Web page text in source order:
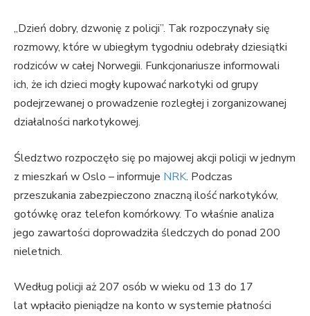
„Dzień dobry, dzwonię z policji”. Tak rozpoczynały się
rozmowy, które w ubiegłym tygodniu odebrały dziesiątki
rodziców w całej Norwegii. Funkcjonariusze informowali
ich, że ich dzieci mogły kupować narkotyki od grupy
podejrzewanej o prowadzenie rozległej i zorganizowanej
działalności narkotykowej.
Śledztwo rozpoczęło się po majowej akcji policji w jednym
z mieszkań w Oslo – informuje NRK. Podczas
przeszukania zabezpieczono znaczną ilość narkotyków,
gotówkę oraz telefon komórkowy. To właśnie analiza
jego zawartości doprowadziła śledczych do ponad 200
nieletnich.
Według policji aż 207 osób w wieku od 13 do 17
lat wpłaciło pieniądze na konto w systemie płatności